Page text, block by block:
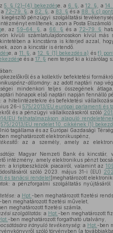
5. § (2)–(4) bekezdése, a 6. § , a12. § , a 14.
, a 72–79. § , a 82. § , a 83. § és a 88. § c) pont
kiegészítő pénzügyi szolgáltatási
említenek, azon a Posta Elszámoló
e, az 59–64. § , a 66. § és a 72–79. §
kívüli számlatulajdonosokon kívül
a kincstárra is kiterjed azzal,
azon a kincstár is értendő.
e, a 11. § , a 12. § (1) bekezdés a) ésf)
e és a 17. § nem terjed ki a kizárólag
és a kollektív befektetési
állomány: az adott naptári nap
mindenkori teljes összegének
hónapok első naptári napján fennálló
a hitelintézetekre és befektetési
26-i 575/2013/EU európai parlamenti és
és a pénzügyi vállalkozásokról szóló
EU felhatalmazáson alapuló
575/2013/EU rendelet 10. cikkének (1)
tagállama és az Európai Gazdasági
meghatározott elektronikuspénz,
az a személy, amely az
Magyar Nemzeti Bank és kincstár,
intézmény, amely elektronikus pénzt
a kriptoeszközök piacairól, valamint az
szóló 2023. május 31-i (EU)
és tanácsi rendelet]meghatározott
a pénzforgalmi szolgáltatás nyújtásáról
a Hpt. -ben meghatározott fizetési
-ben meghatározott fizetési művelet,
meghatározott fizetési számla,
szolgáltatás: a Hpt. -ben meghatározott
-ben meghatározott forgatható utalvány,
irányuló tevékenység: a Hpt. -ben
szóló törvényben (a